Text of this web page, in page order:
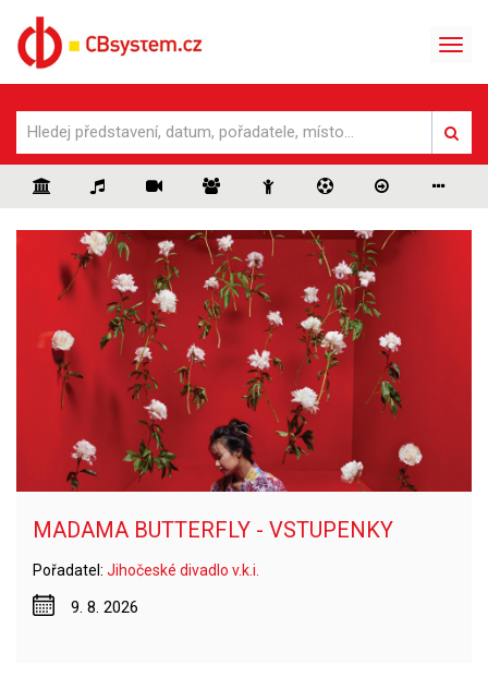
MADAMA BUTTERFLY - VSTUPENKY
Pořadatel: Jihočeské divadlo v.k.i.
9. 8. 2026